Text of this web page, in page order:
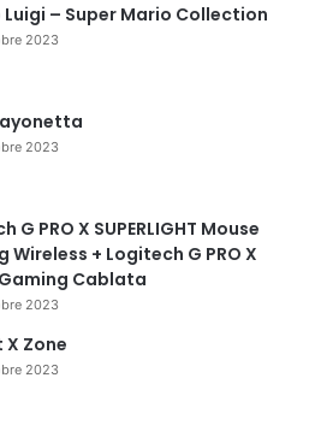
– Super Mario Collection
2023
2023
G PRO X SUPERLIGHT Mouse
Wireless + Logitech G PRO X
Cablata
2023
Zone
2023